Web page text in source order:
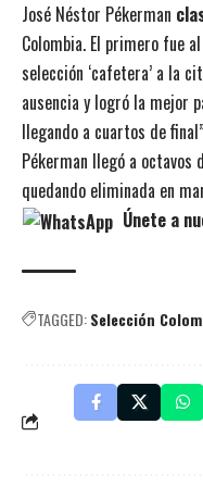
José Néstor Pékerman
Colombia. El primero fue
selección ‘cafetera’ a la
ausencia y logró la mejor
llegando a cuartos de final”
Pékerman llegó a octavos
quedando eliminada en
Únete a
TAGGED:Selección